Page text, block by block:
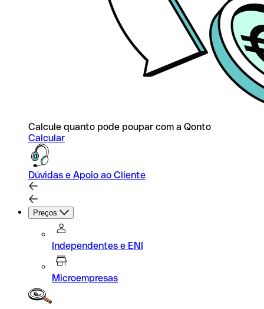
Calcule quanto pode poupar com a Qonto
Calcular
Dúvidas e Apoio ao Cliente
Preços
Independentes e ENI
Microempresas